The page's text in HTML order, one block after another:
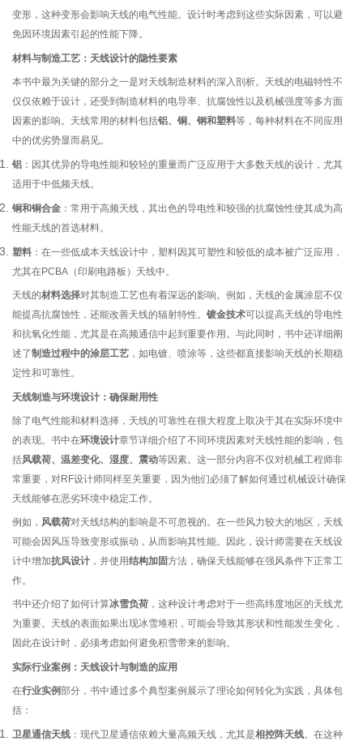
变形，这种变形会影响天线的电气性能。设计时考虑到这些实际因素，可以避
免因环境因素引起的性能下降。
材料与制造工艺：天线设计的隐性要素
本书中最为关键的部分之一是对天线制造材料的深入剖析。天线的电磁特性不
仅仅依赖于设计，还受到制造材料的电导率、抗腐蚀性以及机械强度等多方面
因素的影响。天线常用的材料包括铝、铜、钢和塑料等，每种材料在不同应用
中的优劣势显而易见。
铝 ：因其优异的导电性能和较轻的重量而广泛应用于大多数天线的设计，尤其
适用于中低频天线。
铜和铜合金 ：常用于高频天线，其出色的导电性和较强的抗腐蚀性使其成为高
性能天线的首选材料。
塑料 ：在一些低成本天线设计中，塑料因其可塑性和较低的成本被广泛应用，
尤其在PCBA（印刷电路板）天线中。
天线的材料选择对其制造工艺也有着深远的影响。例如，天线的金属涂层不仅
能提高抗腐蚀性，还能改善天线的辐射特性。 镀金技术可以提高天线的导电性
和抗氧化性能，尤其是在高频通信中起到重要作用。与此同时，书中还详细阐
述了制造过程中的涂层工艺 ，如电镀、喷涂等，这些都直接影响天线的长期稳
定性和可靠性。
天线制造与环境设计：确保耐用性
除了电气性能和材料选择，天线的可靠性在很大程度上取决于其在实际环境中
的表现。书中在环境设计章节详细介绍了不同环境因素对天线性能的影响，包
括风载荷、温差变化、湿度、震动等因素。这一部分内容不仅对机械工程师非
常重要，对RF设计师同样至关重要，因为他们必须了解如何通过机械设计确保
天线能够在恶劣环境中稳定工作。
例如， 风载荷对天线结构的影响是不可忽视的。在一些风力较大的地区，天线
可能会因风压导致变形或振动，从而影响其性能。因此，设计师需要在天线设
计中增加抗风设计 ，并使用结构加固方法，确保天线能够在强风条件下正常工
作。
书中还介绍了如何计算冰雪负荷 ，这种设计考虑对于一些高纬度地区的天线尤
为重要。天线的表面如果出现冰雪堆积，可能会导致其形状和性能发生变化，
因此在设计时，必须考虑如何避免积雪带来的影响。
实际行业案例：天线设计与制造的应用
在行业实例部分，书中通过多个典型案例展示了理论如何转化为实践，具体包
括：
卫星通信天线 ：现代卫星通信依赖大量高频天线，尤其是相控阵天线。在这种